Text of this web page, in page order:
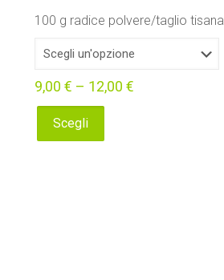
100 g radice polvere/taglio tisana
9,00 € – 12,00 €
Scegli